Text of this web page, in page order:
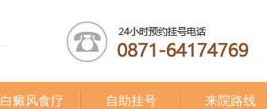
白癜风食疗 自助挂号 来院路线